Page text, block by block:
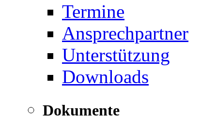
Termine
Ansprechpartner
Unterstützung
Downloads
Dokumente